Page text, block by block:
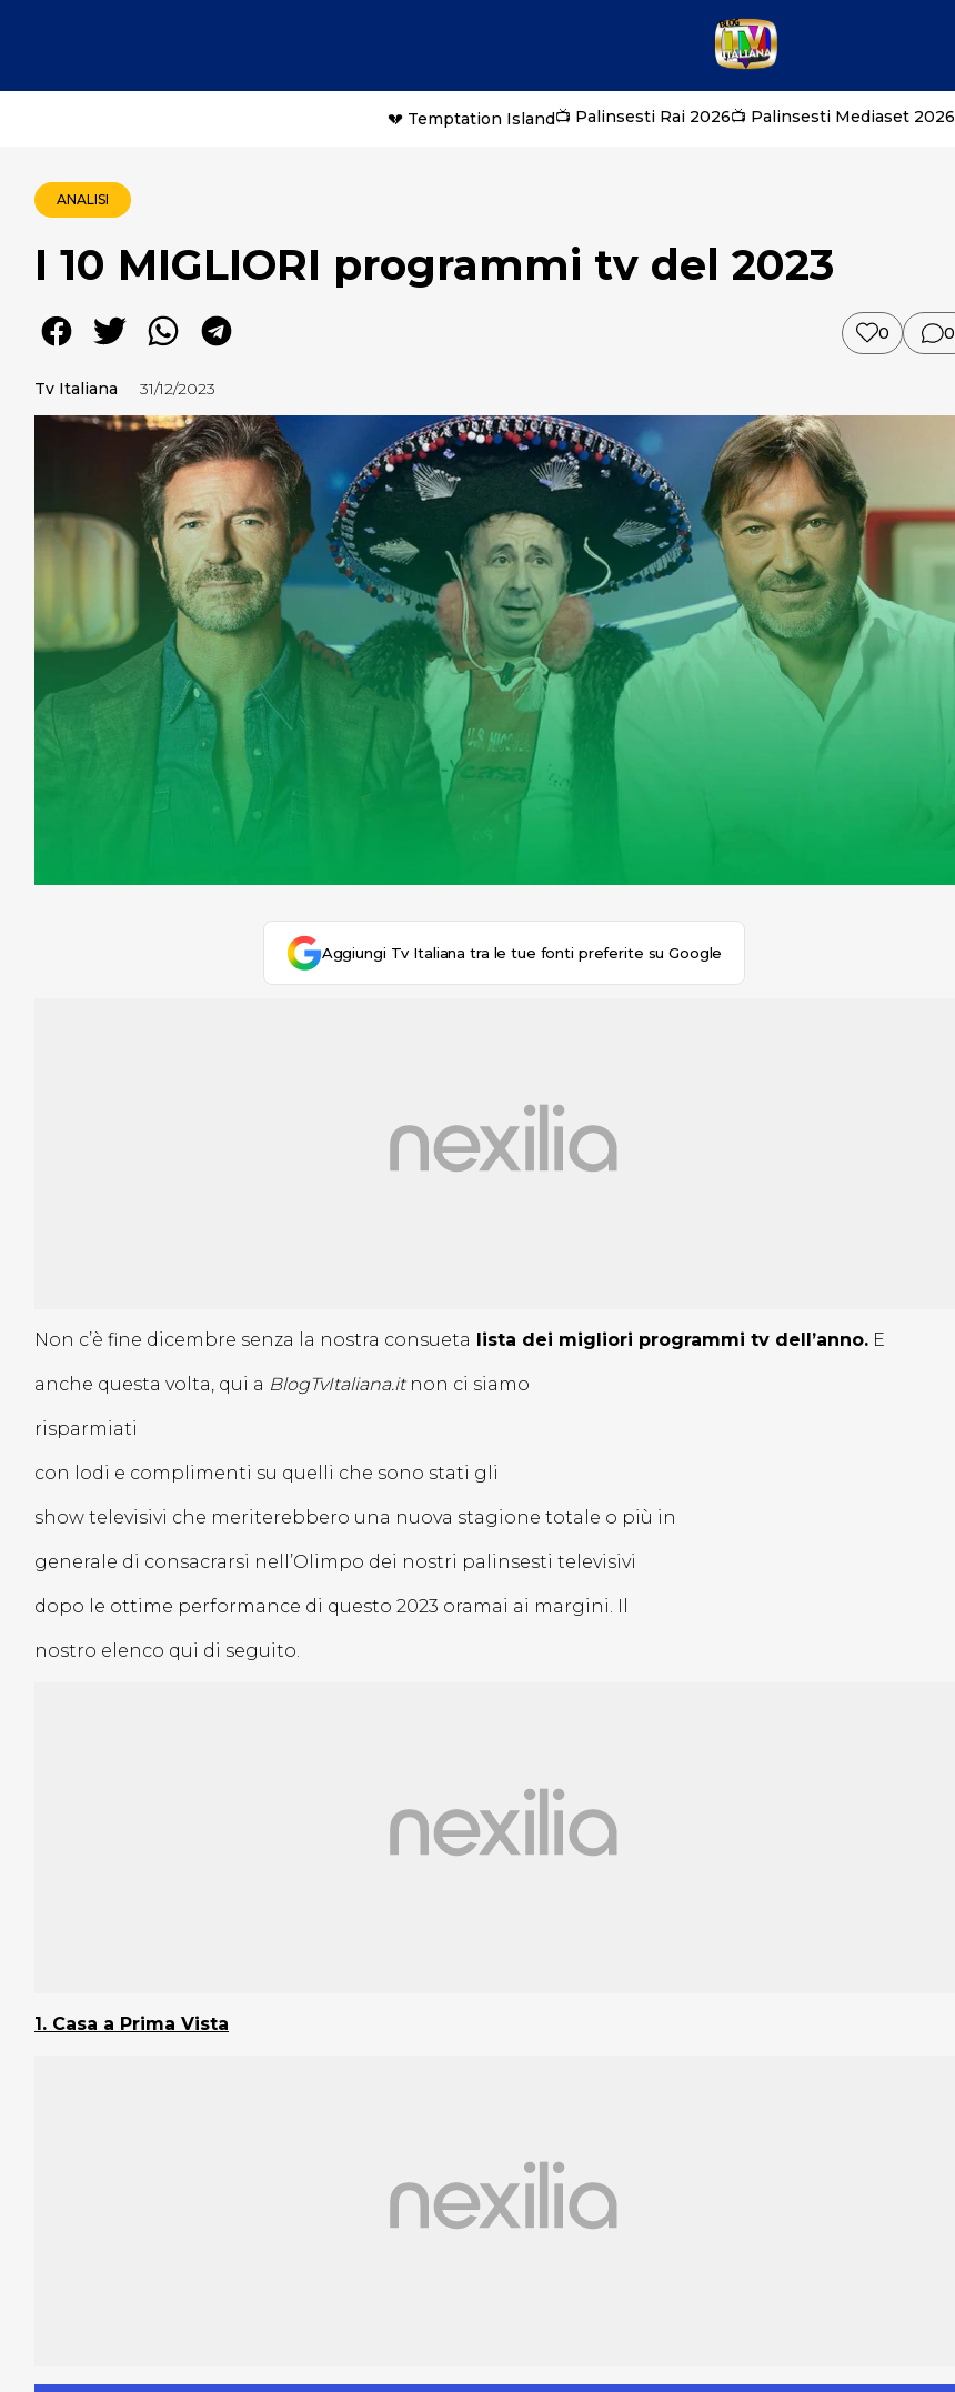
💔 Temptation Island📺 Palinsesti Rai 2026📺 Palinsesti Mediaset 2026
ANALISI
I 10 MIGLIORI programmi tv del 2023
0 0
Tv Italiana 31/12/2023
Aggiungi Tv Italiana tra le tue fonti preferite su Google
Non c’è fine dicembre senza la nostra consueta lista dei migliori programmi tv dell’anno. E
anche questa volta, qui a BlogTvItaliana.itnon ci siamo
risparmiati
con lodi e complimenti su quelli che sono stati gli
show televisivi che meriterebbero una nuova stagione totale o più in
generale di consacrarsi nell’Olimpo dei nostri palinsesti televisivi
dopo le ottime performance di questo 2023 oramai ai margini. Il
nostro elenco qui di seguito.
1. Casa a Prima Vista